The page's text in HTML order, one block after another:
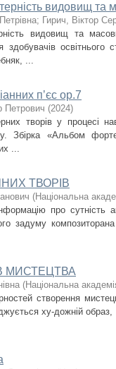
видовищ та
; Гирич, Віктор
видовищ та
здобувачів освітнього
...
пʼєс ор.7
Петрович (2024)
творів у процесі
Збірка «Альбом
...
ТВОРІВ
(Національна
про сутність
задуму
МИСТЕЦТВА
(Національна
створення
ху-дожній